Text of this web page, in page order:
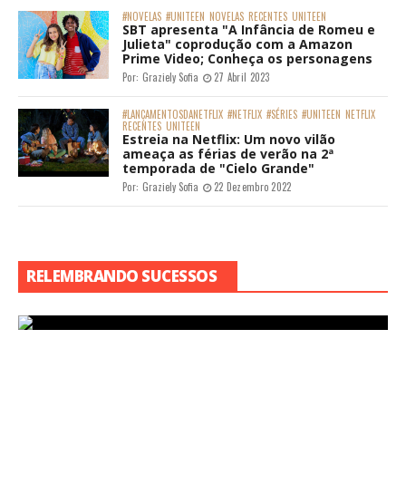
#NOVELAS #UNITEEN NOVELAS RECENTES UNITEEN
SBT apresenta "A Infância de Romeu e
Julieta" coprodução com a Amazon
Prime Video; Conheça os personagens
Por: Graziely Sofia 27 Abril 2023
#LANÇAMENTOSDANETFLIX #NETFLIX #SÉRIES #UNITEEN NETFLIX
RECENTES UNITEEN
Estreia na Netflix: Um novo vilão
ameaça as férias de verão na 2ª
temporada de "Cielo Grande"
Por: Graziely Sofia 22 Dezembro 2022
RELEMBRANDO SUCESSOS